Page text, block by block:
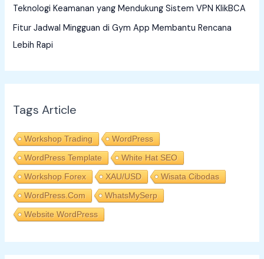
Teknologi Keamanan yang Mendukung Sistem VPN KlikBCA
Fitur Jadwal Mingguan di Gym App Membantu Rencana
Lebih Rapi
Tags Article
Workshop Trading
WordPress
WordPress Template
White Hat SEO
Workshop Forex
XAU/USD
Wisata Cibodas
WordPress.com
WhatsMySerp
Website WordPress